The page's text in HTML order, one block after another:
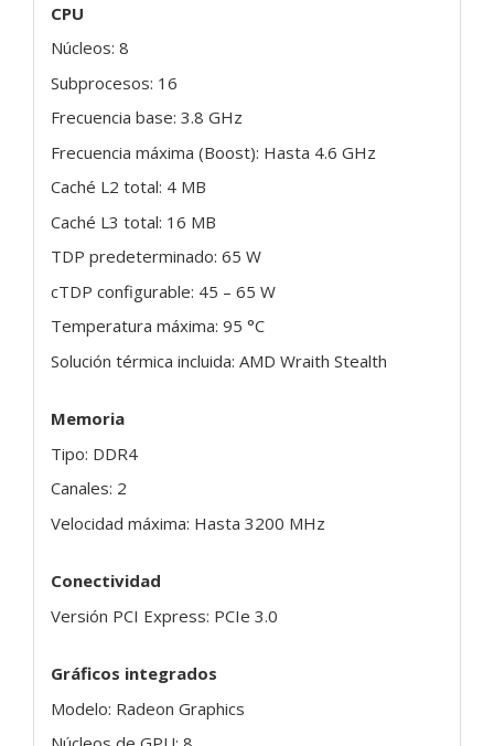
CPU
Núcleos: 8
Subprocesos: 16
Frecuencia base: 3.8 GHz
Frecuencia máxima (Boost): Hasta 4.6 GHz
Caché L2 total: 4 MB
Caché L3 total: 16 MB
TDP predeterminado: 65 W
cTDP configurable: 45 – 65 W
Temperatura máxima: 95 °C
Solución térmica incluida: AMD Wraith Stealth
Memoria
Tipo: DDR4
Canales: 2
Velocidad máxima: Hasta 3200 MHz
Conectividad
Versión PCI Express: PCIe 3.0
Gráficos integrados
Modelo: Radeon Graphics